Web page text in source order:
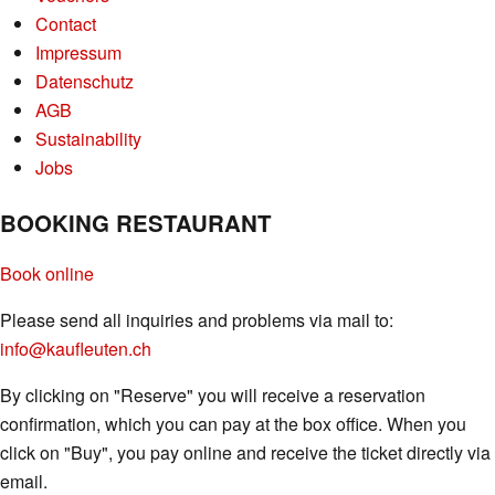
Contact
Impressum
Datenschutz
AGB
Sustainability
Jobs
BOOKING RESTAURANT
Book online
Please send all inquiries and problems via mail to:
info@kaufleuten.ch
By clicking on "Reserve" you will receive a reservation
confirmation, which you can pay at the box office. When you
click on "Buy", you pay online and receive the ticket directly via
email.